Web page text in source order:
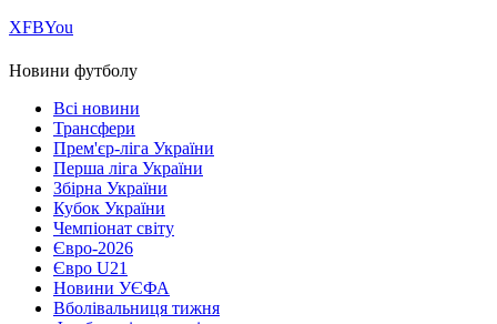
ХFBYou
Новини футболу
Всі новини
Трансфери
Прем'єр-ліга України
Перша ліга України
Збірна України
Кубок України
Чемпіонат світу
Євро-2026
Євро U21
Новини УЄФА
Вболівальниця тижня